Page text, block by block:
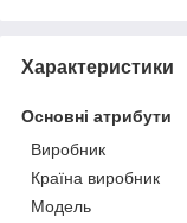
Характеристики
Основні атрибути
Виробник
Країна виробник
Модель